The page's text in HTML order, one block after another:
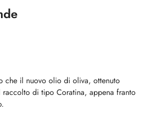
che il nuovo olio di oliva, ottenuto
di tipo Coratina, appena franto